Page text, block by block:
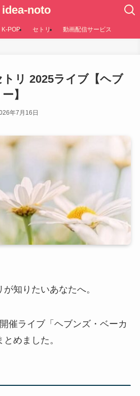
idea-noto
K-POP セトリ 動画配信サービス
リ 2025ライブ【ヘブ
】
年7月16日
知りたいあなたへ。
催ライブ「ヘブンズ・ベーカ
めました。